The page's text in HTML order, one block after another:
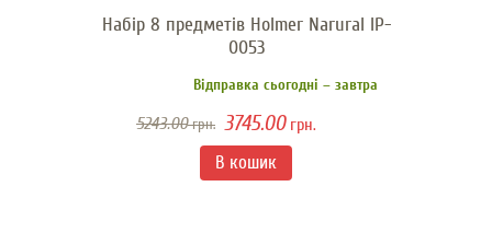
Набір 8 предметів Holmer Narural IP-
0053
Відправка сьогодні – завтра
5243.00грн. 3745.00грн.